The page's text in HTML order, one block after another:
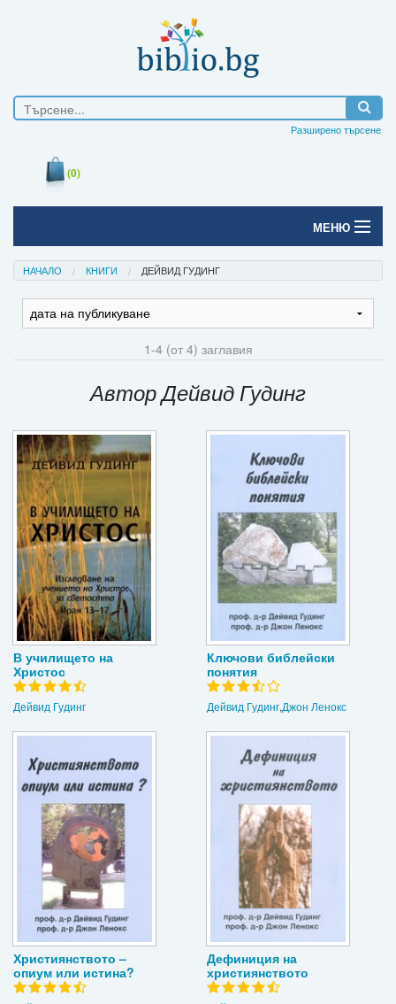
Разширено търсене
(0)
МЕНЮ
Начало
Печатни книги
Подаръци
Ваучери
Промоции
Контакти
Вход
Регистрация
НАЧАЛО КНИГИ ДЕЙВИД ГУДИНГ
1-4 (от 4) заглавия
Автор Дейвид Гудинг
В училището на
Христос
Дейвид Гудинг
Ключови библейски
понятия
Дейвид Гудинг,Джон Ленокс
Християнството –
опиум или истина?
Дефиниция на
християнството